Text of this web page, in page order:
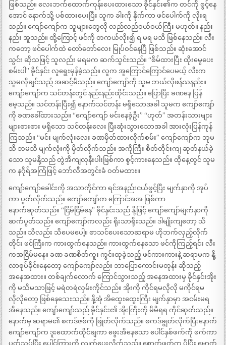
ဖြစ်သည်။ လေးဘက်ထောက်ကုန်းပေးထားသော ခိုင်နှင်း၏က တင်ကို စွင့်နေ
အောင် နောက်သို့ ပစ်ထားပေးပြီး သူက ခါးကို နိုက်ကာ ဖင်ပေါက်ကို လိုးရ
သည်။ ကျော်ကျော်က သူများတွေလို လည်လည်ဝယ်ဝယ်ကြီး မဟုတ်။ နည်း
နည်း အူသည်။ ထို့ကြောင့် ဖင်ကို တကယ်လိုး၍ ရ မရ မသိ ဖြစ်နေသည်။ လီး
ကတော့ ဖင်ပေါက်ထဲ တော်တော်လေး မြုပ်ဝင်နေပြီ ဖြစ်သည်။ ဆုံးအောင်
သွင်း ဆိုသဖြင့် သူလည်း မရမက ဆက်သွင်းသည်။ “စိမ်ထားပြီး ထိုးမွေပေး
စမ်းပါ” ခိုင်နှင်း လူရွေးမှန်ခဲ့သည်။ လူက အူကြောင်ကြောင်ပေမယ့် လီးက
သူမလိုချင်သည့် အဆင့်မီသည်။ ကျော်ကျော်ကို သူမ ဘယ်လိုဖန်သနည်း။
ကျော်ကျော်က သင်တန်းတွင် နည်းနည်းထိုင်းသည်။ ပြောပြီး ခဏနေ ပြန်
မေ့သည်။ သင်တန်းပြီး၍ နောက်သင်တန်း မရှိသောအခါ သူမက ကျော်ကျော်
ကို ခဏခေါ်ထားသည်။ “ကျော်ကျော် မင်းနေခဲ့ဦး” “ဟုတ်” အတန်းသားများ
များစားစား မရှိသော သင်တန်းလေး ပြီးဆုံးသွားသောအခါ အားလုံးပြန်ကုန်
ကြသည်။ “မင်း မျက်လုံးလေး ခဏမှိတ်ထားလိုက်စမ်း” ကျော်ကျော်က ဘုမ
သိ ဘမသိ မျက်လုံးကို မှိတ်လိုက်သည်။ အကိုကြီး စိတ်တိုင်းကျ ဆုတ်နယ်ခဲ့
သော သူမနို့သည် တွဲအိကျလုနီးပါးဖြစ်ကာ စွင့်ကားနေသည်။ ထိုနေ့တွင် သူမ
က နဂိုရ်အကြံဖြင့် ဘော်လီအတွင်းခံ ဝတ်မထား။
ကျော်ကျော်ခေါင်းကို အသာကိုင်ကာ ရင်အနည်းငယ်ဖွင့်ပြီး မျက်နှာကို အုပ်
ကာ ပွတ်လိုက်သည်။ ကျော်ကျော်က ကြောင်အအ ဖြစ်ကာ
နောက်ဆုတ်သည်။ “ငြိမ်ငြိမ်နေ” ခိုင်နှင်းသည် နို့ဖြင့် ကျော်ကျော်မျက်နှာကို
ဆက်ပွတ်သည်။ ကျော်ကျော်ကလည်း ရိုးသာရိုးသည်။ ဒါမျိုးကျတော့ သိ
သည်။ သိလည်း သိပေမပေါ့။ စာသင်ပေးသောဆရာမ ဟိုဘက်လှည့်လိုက်
တိုင်း ဖင်ကြီးက ကားထွက်နေသည်။ ကားထွက်နေသော ဖင်ကိုကြည့်ရင်း လီး
ကအငြိမ်မနေ။ ခဏ ခဏစိတ်ကူး ကွင်းထုခဲ့သည့် ဖင်ကားကားနဲ့ ဆရာမက နို့
လာစုပ်ခိုင်းနေတော့ ကျော်ကျော်လည်း ဘာပြောကောင်းမတုန်း ဆိုသည့်
အနေအထား။ တစ်ချက်လောက် ကြောင်သွားသည့် အနေအထားမှ ခိုင်နှင်းအိုး
ကို မသိမသာဖြင့် မရဲတရဲလှမ်းကိုင်သည်။ အိုးကို ကိုင်ရမလိုလို မကိုင်ရမ
လိုလိုတော့ ဖြစ်နေသေးသည်။ နို့အုံ အိထွေးထွေးကြီး မျက်နှာမှာ အငမ်းမရ
အိနေသည်။ ကျော်ကျော်သည် ခိုင်နှင်း၏ အိုးကြီးကို မိမိရရ ကိုင်ဆုတ်သည်။
နောက်မှ ဆရာမ၏ စကဒ်ဇစ်ကို ဖြုတ်လိုက်သည်။ စကဒ်ချွတ်လိုက်ပြီးနောက်
ကျော်ကျော်က ဒူးထောက်ထိုင်ချကာ ဖွေးအိနေသော ပေါင်နှစ်ဖက်ကို ဖက်ကာ
ပွတ်သပ်ပြီး ပေါင်ကြားကို လျက်ပေးလိုက်သည်။ စောက်ဖုတ်က ပိုပြီး မှောက်